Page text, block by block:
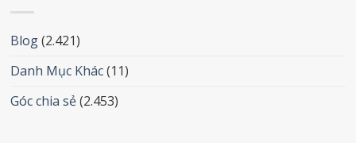
Blog(2.421)
Danh Mục Khác(11)
Góc chia sẻ(2.453)